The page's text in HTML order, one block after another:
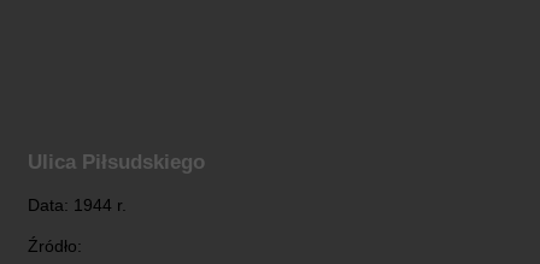
Ulica Piłsudskiego
Data: 1944 r.
Źródło: